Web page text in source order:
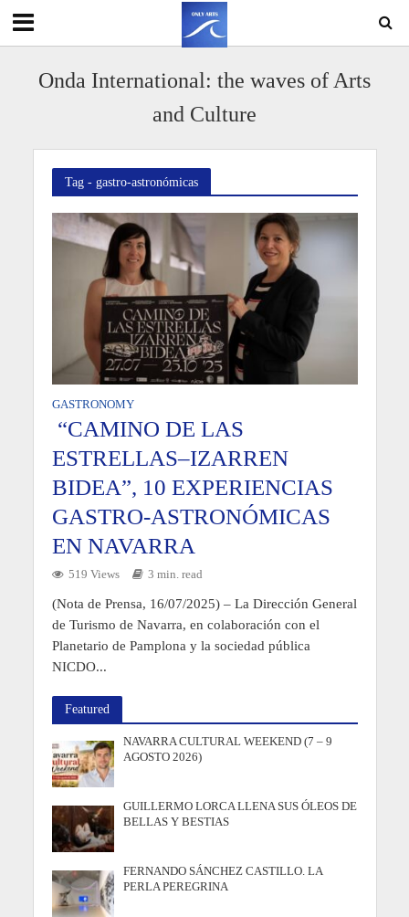
Onda International: the waves of Arts
and Culture
Tag - gastro-astronómicas
GASTRONOMY
“CAMINO DE LAS
ESTRELLAS–IZARREN
BIDEA”, 10 EXPERIENCIAS
GASTRO-ASTRONÓMICAS
EN NAVARRA
519 Views 3 min. read
(Nota de Prensa, 16/07/2025) – La Dirección General
de Turismo de Navarra, en colaboración con el
Planetario de Pamplona y la sociedad pública
NICDO...
Featured
NAVARRA CULTURAL WEEKEND (7 – 9
AGOSTO 2026)
GUILLERMO LORCA LLENA SUS ÓLEOS DE
BELLAS Y BESTIAS
FERNANDO SÁNCHEZ CASTILLO. LA
PERLA PEREGRINA